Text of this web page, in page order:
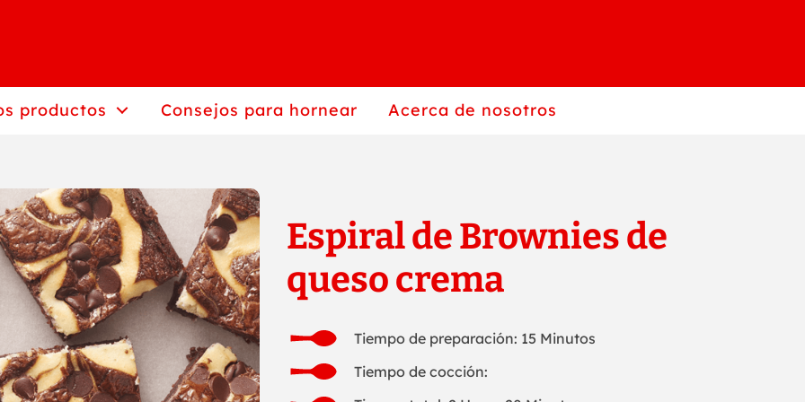
productos Consejos para hornear Acerca de nosotros
Espiral de Brownies de
queso crema
Tiempo de preparación: 15 Minutos
Tiempo de cocción: